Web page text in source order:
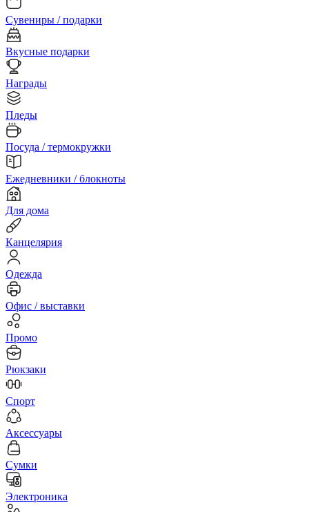
Сувениры / подарки
Вкусные подарки
Награды
Пледы
Посуда / термокружки
Ежедневники / блокноты
Для дома
Канцелярия
Одежда
Офис / выставки
Промо
Рюкзаки
Спорт
Аксессуары
Сумки
Электроника